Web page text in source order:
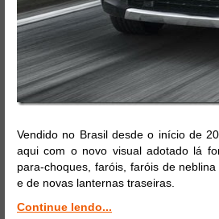
Vendido no Brasil desde o início de
aqui com o novo visual adotado lá
para-choques, faróis, faróis de
e de novas lanternas traseiras.
Continue lendo...